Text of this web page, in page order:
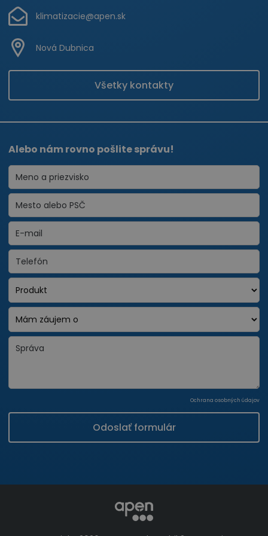
klimatizacie@apen.sk
Nová Dubnica
Všetky kontakty
Alebo nám rovno pošlite správu!
Ochrana osobných údajov
Odoslať formulár